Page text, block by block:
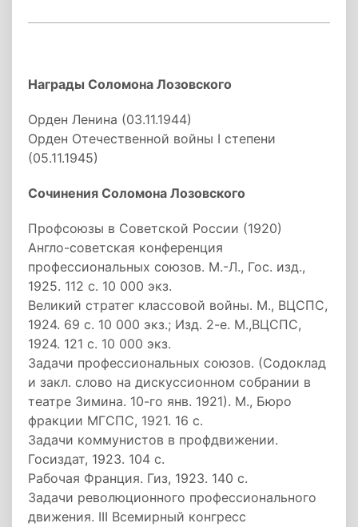
Награды Соломона Лозовского
Орден Ленина (03.11.1944)
Орден Отечественной войны I степени
(05.11.1945)
Сочинения Соломона Лозовского
Профсоюзы в Советской России (1920)
Англо-советская конференция
профессиональных союзов. М.-Л., Гос. изд.,
1925. 112 с. 10 000 экз.
Великий стратег классовой войны. М., ВЦСПС,
1924. 69 с. 10 000 экз.; Изд. 2-е. М.,ВЦСПС,
1924. 121 с. 10 000 экз.
Задачи профессиональных союзов. (Содоклад
и закл. слово на дискуссионном собрании в
театре Зимина. 10-го янв. 1921). М., Бюро
фракции МГСПС, 1921. 16 с.
Задачи коммунистов в профдвижении.
Госиздат, 1923. 104 с.
Рабочая Франция. Гиз, 1923. 140 с.
Задачи революционного профессионального
движения. III Всемирный конгресс